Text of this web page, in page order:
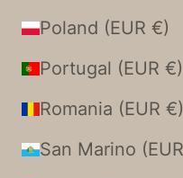
Poland (EUR €)
Portugal (EUR €)
Romania (EUR €)